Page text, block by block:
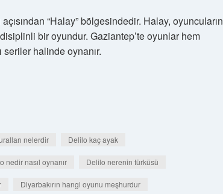
“Halay” bölgesindedir. Halay, oyuncuların
bir oyundur. Gaziantep’te oyunlar hem
seriler halinde oynanır.
nelerdir Delilo kaç ayak
nedir nasıl oynanır Delilo nerenin türküsü
Diyarbakırın hangi oyunu meşhurdur